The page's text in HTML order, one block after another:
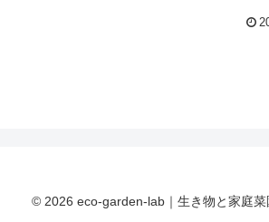
© 2026 eco-garden-lab｜生き物と家庭菜